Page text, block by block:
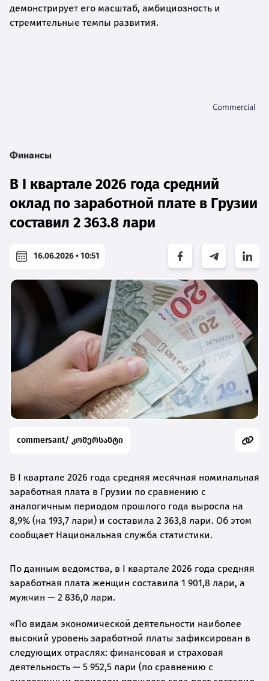
демонстрирует его масштаб, амбициозность и
стремительные темпы развития.
Финансы
В I квартале 2026 года средний
оклад по заработной плате в Грузии
составил 2 363.8 лари
16.06.2026 • 10:51
commersant/ კომერსანტი
В I квартале 2026 года средняя месячная номинальная
заработная плата в Грузии по сравнению с
аналогичным периодом прошлого года выросла на
8,9% (на 193,7 лари) и составила 2 363,8 лари. Об этом
сообщает Национальная служба статистики.
По данным ведомства, в I квартале 2026 года средняя
заработная плата женщин составила 1 901,8 лари, а
мужчин — 2 836,0 лари.
«По видам экономической деятельности наиболее
высокий уровень заработной платы зафиксирован в
следующих отраслях: финансовая и страховая
деятельность — 5 952,5 лари (по сравнению с